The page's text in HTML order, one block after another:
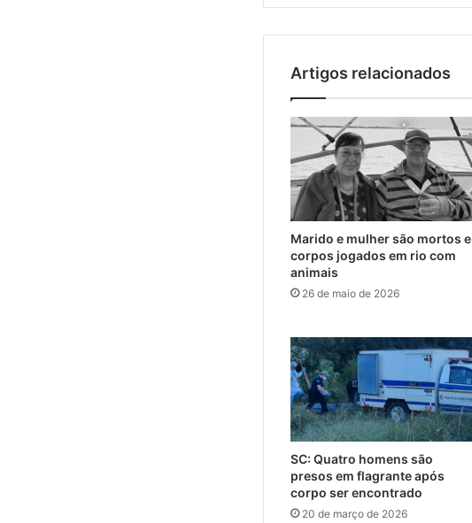
Artigos relacionados
Marido e mulher são mortos e
corpos jogados em rio com
animais
26 de maio de 2026
SC: Quatro homens são
presos em flagrante após
corpo ser encontrado
20 de março de 2026